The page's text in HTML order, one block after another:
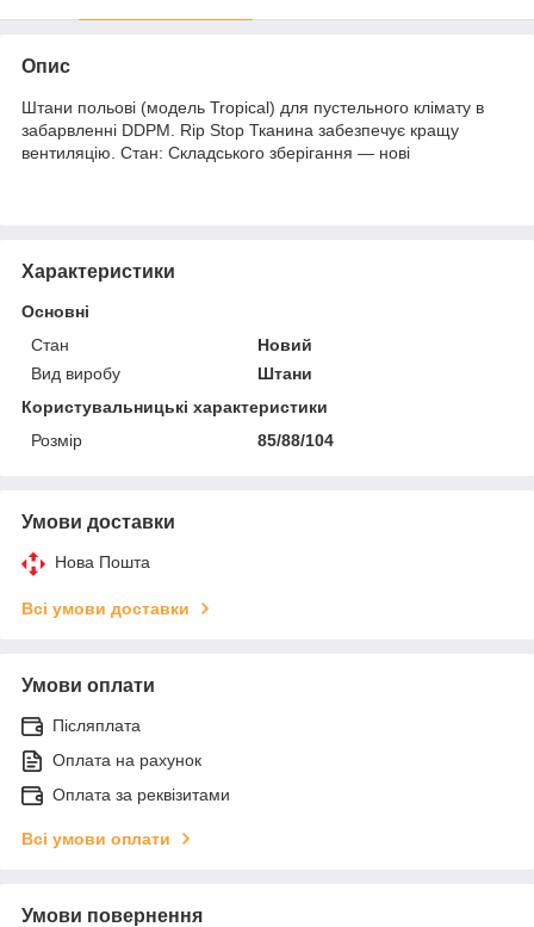
Опис
Штани польові (модель Tropical) для пустельного клімату в
забарвленні DDPM. Rip Stop Тканина забезпечує кращу
вентиляцію. Стан: Складського зберігання — нові
Характеристики
Основні
Стан
Новий
Вид виробу
Штани
Користувальницькі характеристики
Розмір
85/88/104
Умови доставки
Нова Пошта
Всі умови доставки
Умови оплати
Післяплата
Оплата на рахунок
Оплата за реквізитами
Всі умови оплати
Умови повернення